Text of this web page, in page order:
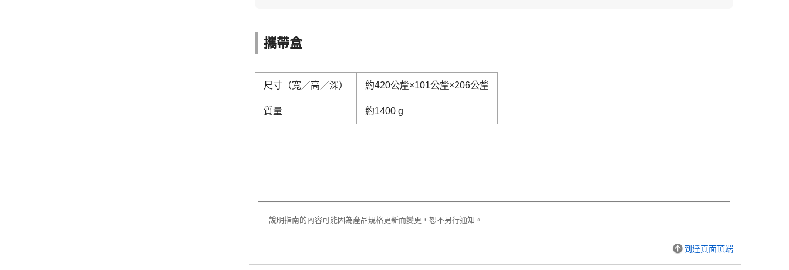
攜帶盒
尺寸（寬／高／深） 約420公釐×101公釐×206公釐
質量 約1400 g
說明指南的內容可能因為產品規格更新而變更，恕不另行通知。
到達頁面頂端